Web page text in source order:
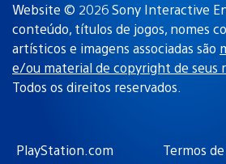
Website © 2026 Sony Interactive
conteúdo, títulos de jogos, nomes
artísticos e imagens associadas são
e/ou material de copyright de seus
Todos os direitos reservados.
PlayStation.com Termos